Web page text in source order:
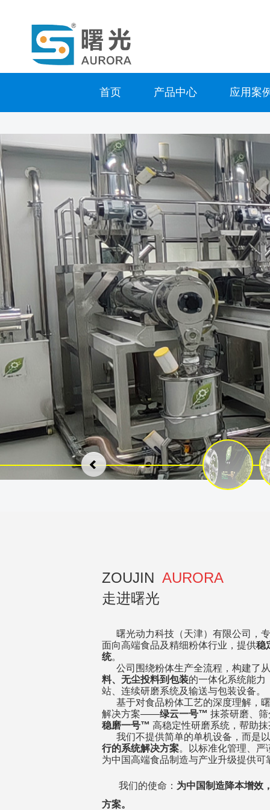
首页 产品中心 应用案
ZOUJIN AURORA
走进曙光
曙光动力科技（天津）有限公司，
面向高端食品及精细粉体行业，提供稳
统。
公司围绕粉体生产全流程，构建了从
料、 无尘投料到包装的一体化系统能力
站、连续研磨系统及输送与包装设备。
基于对食品粉体工艺的深度理解，
解决方案——绿云一号™ 抹茶研磨、
稳磨一号™ 高稳定性研磨系统，帮助
我们不提供简单的单机设备，而是
行的系统解决方案。
以标准化管理、
为中国高端食品制造与产业升级提供可
我们的使命： 为中国制造降本增效
方案。